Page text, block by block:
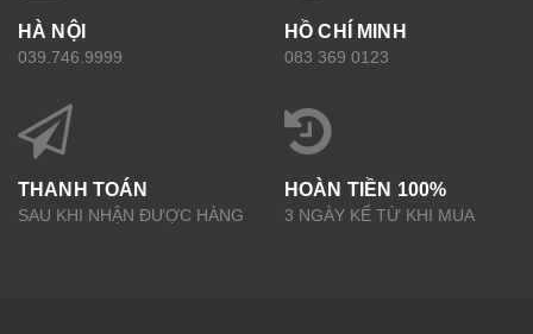
HÀ NỘI
039.746.9999
HỒ CHÍ MINH
083 369 0123
THANH TOÁN
SAU KHI NHẬN ĐƯỢC HÀNG
HOÀN TIỀN 100%
3 NGÀY KỂ TỪ KHI MUA